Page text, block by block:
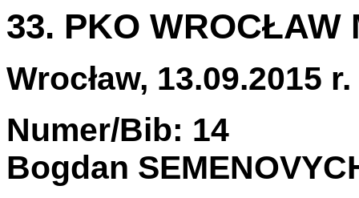
33. PKO WROCŁAW
Wrocław, 13.09.2015 r.
Numer/Bib: 14
Bogdan